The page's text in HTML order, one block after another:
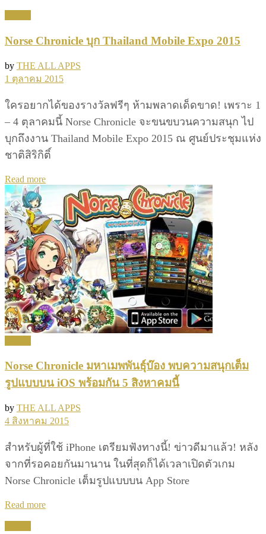
Norse Chronicle บุก Thailand Mobile Expo 2015
by THE ALL APPS
1 ตุลาคม 2015
ใครอยากได้ของรางวัลฟรีๆ ห้ามพลาดเด็ดขาด! เพราะ 1
– 4 ตุลาคมนี้ Norse Chronicle จะขนขบวนความสนุก ไป
บุกถึงงาน Thailand Mobile Expo 2015 ณ ศูนย์ประชุมแห่ง
ชาติสิริกิติ์
Read moreDetails
Norse Chronicle มหาเมพพันธุ์บ๊อง พบความสนุกเต็ม
รูปแบบบน iOS พร้อมกัน 5 สิงหาคมนี้
by THE ALL APPS
4 สิงหาคม 2015
สำหรับผู้ที่ใช้ iPhone เตรียมฟังทางนี้! ข่าวดีมาแล้ว! หลัง
จากที่รอคอยกันมานาน ในที่สุดก็ได้เวลาเปิดตัวเกม
Norse Chronicle เต็มรูปแบบบน App Store
Read moreDetails